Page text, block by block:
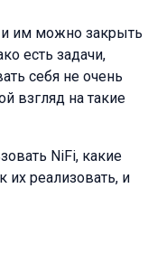
им можно закрыть
есть задачи,
себя не очень
взгляд на такие
NiFi, какие
их реализовать, и